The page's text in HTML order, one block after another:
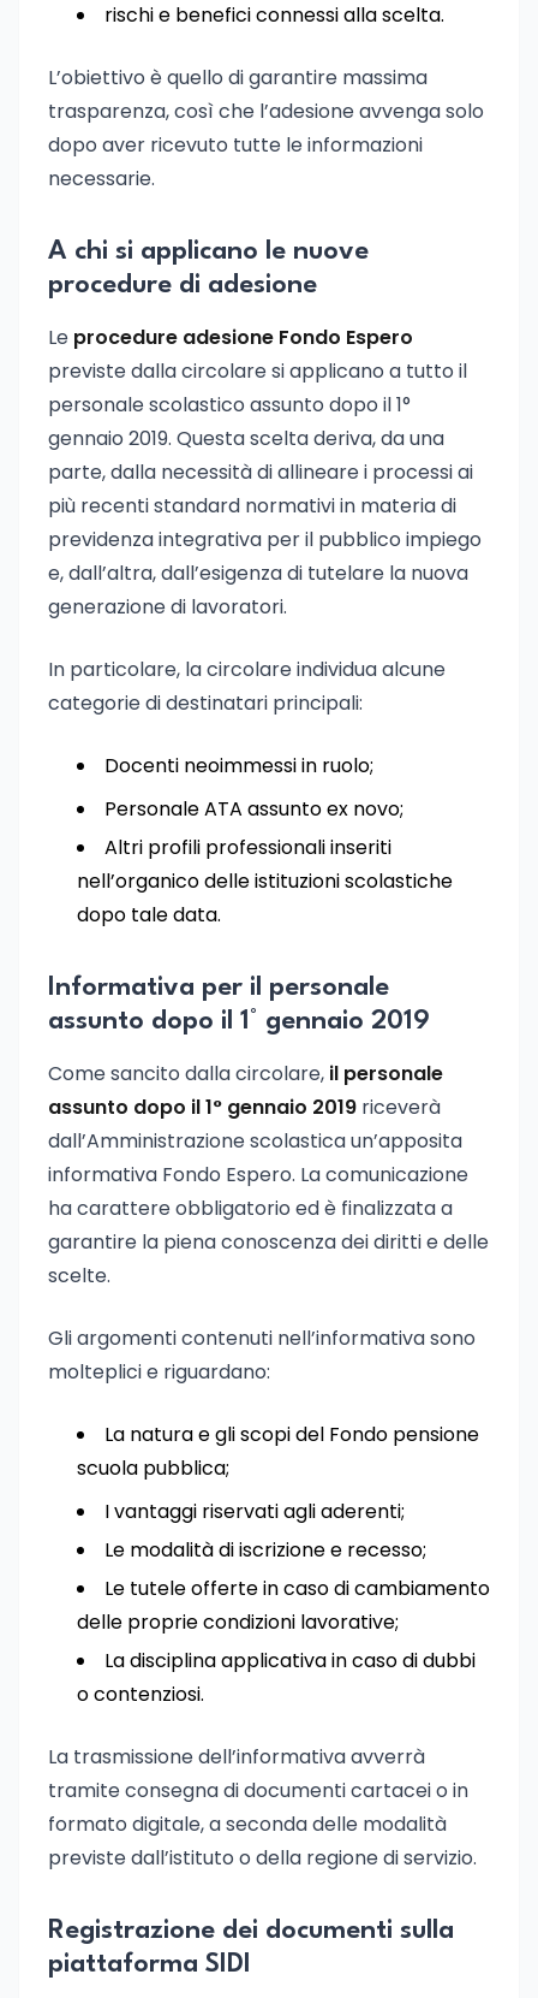
rischi e benefici connessi alla scelta.
L’obiettivo è quello di garantire massima
trasparenza, così che l’adesione avvenga solo
dopo aver ricevuto tutte le informazioni
necessarie.
A chi si applicano le nuove
procedure di adesione
Le procedure adesione Fondo Espero
previste dalla circolare si applicano a tutto il
personale scolastico assunto dopo il 1°
gennaio 2019. Questa scelta deriva, da una
parte, dalla necessità di allineare i processi ai
più recenti standard normativi in materia di
previdenza integrativa per il pubblico impiego
e, dall’altra, dall’esigenza di tutelare la nuova
generazione di lavoratori.
In particolare, la circolare individua alcune
categorie di destinatari principali:
Docenti neoimmessi in ruolo;
Personale ATA assunto ex novo;
Altri profili professionali inseriti
nell’organico delle istituzioni scolastiche
dopo tale data.
Informativa per il personale
assunto dopo il 1° gennaio 2019
Come sancito dalla circolare, il personale
assunto dopo il 1° gennaio 2019 riceverà
dall’Amministrazione scolastica un’apposita
informativa Fondo Espero. La comunicazione
ha carattere obbligatorio ed è finalizzata a
garantire la piena conoscenza dei diritti e delle
scelte.
Gli argomenti contenuti nell’informativa sono
molteplici e riguardano:
La natura e gli scopi del Fondo pensione
scuola pubblica;
I vantaggi riservati agli aderenti;
Le modalità di iscrizione e recesso;
Le tutele offerte in caso di cambiamento
delle proprie condizioni lavorative;
La disciplina applicativa in caso di dubbi
o contenziosi.
La trasmissione dell’informativa avverrà
tramite consegna di documenti cartacei o in
formato digitale, a seconda delle modalità
previste dall’istituto o della regione di servizio.
Registrazione dei documenti sulla
piattaforma SIDI